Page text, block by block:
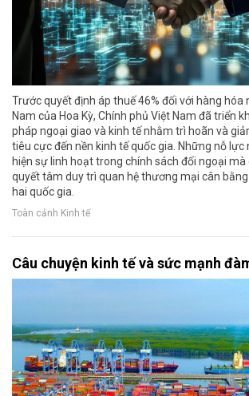
Trước quyết định áp thuế 46% đối với hàng hóa
Nam của Hoa Kỳ, Chính phủ Việt Nam đã triển
pháp ngoại giao và kinh tế nhằm trì hoãn và
tiêu cực đến nền kinh tế quốc gia. Những nỗ lực
hiện sự linh hoạt trong chính sách đối ngoại mà
quyết tâm duy trì quan hệ thương mại cân
hai quốc gia.
Toàn cảnh Kinh tế
Câu chuyện kinh tế và sức mạnh